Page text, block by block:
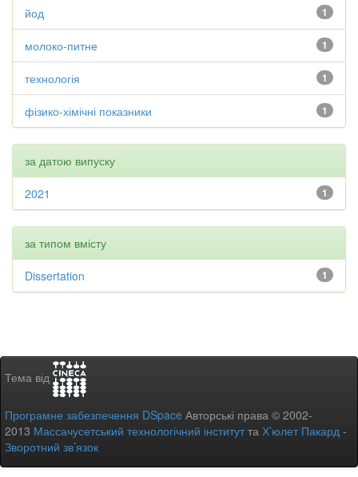
1
йод
1
молоко-питне
1
технологія
1
фізико-хімічні показники
за датою випуску
1
2021
за типом вмісту
1
Dissertation
Тема від
Програмне забезпечення DSpace Авторські права © 2002-
2013 Массачусетський технологічний інститутта Х’юлет Пакард -
Зворотний зв’язок